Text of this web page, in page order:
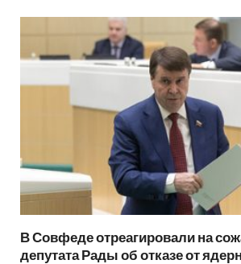
В Совфеде отреагировали на
депутата Рады об отказе от